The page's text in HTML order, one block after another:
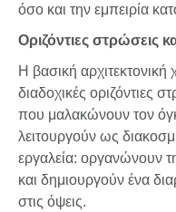
όσο και την εμπειρία
Οριζόντιες στρώσεις
Η βασική
διαδοχικές οριζόντιες
που μαλακώνουν τον
λειτουργούν ως
εργαλεία: οργανώνουν
και δημιουργούν ένα
στις όψεις.